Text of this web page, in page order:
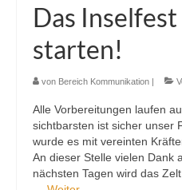
Das
starten!
von Bereich Kommunikation |
Alle Vorbereitungen laufen
sichtbarsten ist sicher unser
wurde es mit vereinten
An dieser Stelle vielen Dank
nächsten Tagen wird das